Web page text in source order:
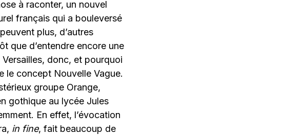
à raconter, un nouvel
français qui a bouleversé
plus, d’autres
que d’entendre encore une
donc, et pourquoi
le concept Nouvelle Vague.
groupe Orange,
gothique au lycée Jules
En effet, l’évocation
in fine, fait beaucoup de